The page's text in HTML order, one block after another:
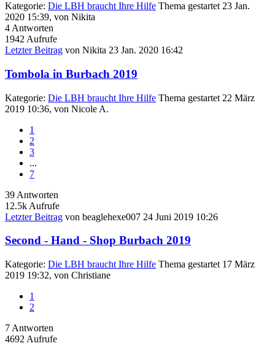
Kategorie: Die LBH braucht Ihre Hilfe Thema gestartet 23 Jan.
2020 15:39, von Nikita
4 Antworten
1942 Aufrufe
Letzter Beitrag von Nikita 23 Jan. 2020 16:42
Tombola in Burbach 2019
Kategorie: Die LBH braucht Ihre Hilfe Thema gestartet 22 März
2019 10:36, von Nicole A.
1
2
3
...
7
39 Antworten
12.5k Aufrufe
Letzter Beitrag von beaglehexe007 24 Juni 2019 10:26
Second - Hand - Shop Burbach 2019
Kategorie: Die LBH braucht Ihre Hilfe Thema gestartet 17 März
2019 19:32, von Christiane
1
2
7 Antworten
4692 Aufrufe